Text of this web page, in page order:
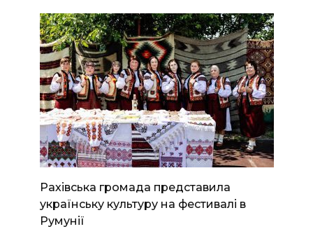
Рахівська громада представила
українську культуру на фестивалі в
Румунії